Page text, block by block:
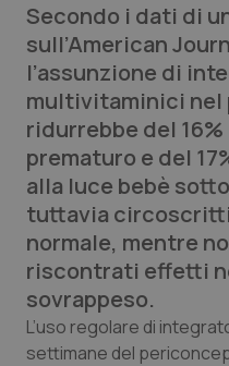
Lettere al direttore
Edizioni Regionali
QS Pro
Professionisti
Abruzzo
Basilicata
QS Pro Gold
Artrite & artrosi
QS Club Newsletter
Secondo i dati di
sull’American
l’assunzione di
multivitaminici nel
ridurrebbe del
prematuro e del
alla luce bebè
tuttavia
normale, mentre
riscontrati effetti
sovrappeso.
L’uso regolare di
settimane del